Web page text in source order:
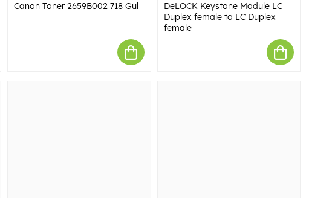
Canon Toner 2659B002 718 Gul
DeLOCK Keystone Module LC
Duplex female to LC Duplex
female